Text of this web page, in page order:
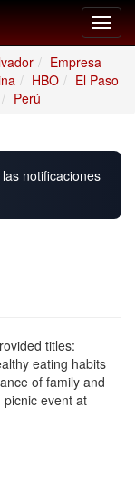
Empresa
HBO
El Paso
Perú
notificaciones
titles:
eating habits
of family and
picnic event at